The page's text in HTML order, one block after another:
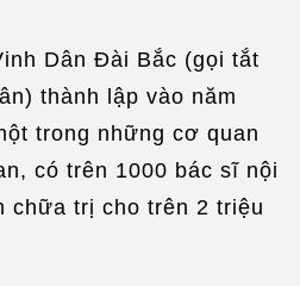
Dân Đài Bắc (gọi tắt
thành lập vào năm
trong những cơ quan
có trên 1000 bác sĩ nội
chữa trị cho trên 2 triệu